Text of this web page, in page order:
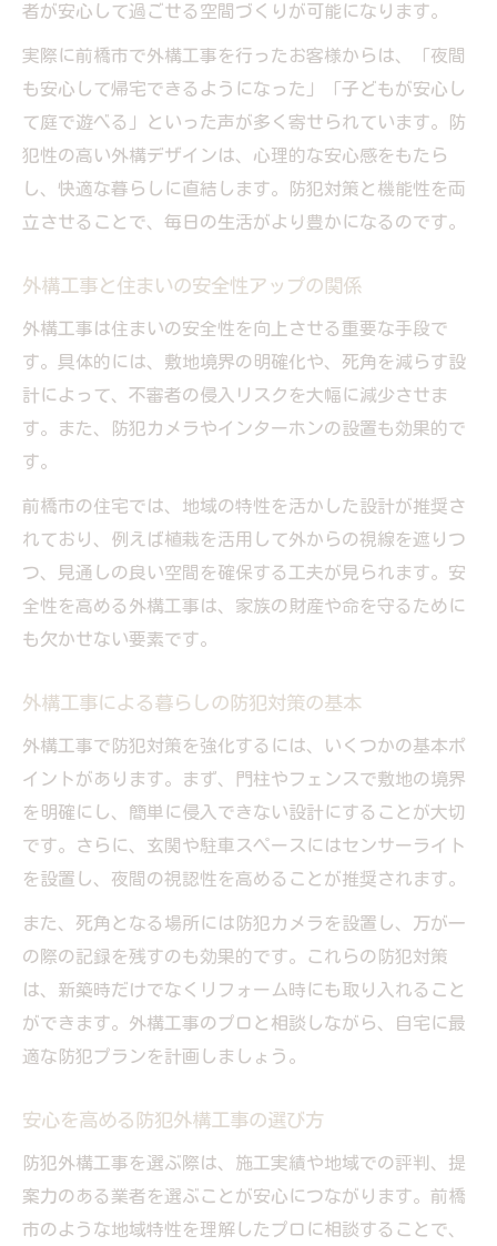
者が安心して過ごせる空間づくりが可能になります。
実際に前橋市で外構工事を行ったお客様からは、「夜間
も安心して帰宅できるようになった」「子どもが安心し
て庭で遊べる」といった声が多く寄せられています。防
犯性の高い外構デザインは、心理的な安心感をもたら
し、快適な暮らしに直結します。防犯対策と機能性を両
立させることで、毎日の生活がより豊かになるのです。
外構工事と住まいの安全性アップの関係
外構工事は住まいの安全性を向上させる重要な手段で
す。具体的には、敷地境界の明確化や、死角を減らす設
計によって、不審者の侵入リスクを大幅に減少させま
す。また、防犯カメラやインターホンの設置も効果的で
す。
前橋市の住宅では、地域の特性を活かした設計が推奨さ
れており、例えば植栽を活用して外からの視線を遮りつ
つ、見通しの良い空間を確保する工夫が見られます。安
全性を高める外構工事は、家族の財産や命を守るために
も欠かせない要素です。
外構工事による暮らしの防犯対策の基本
外構工事で防犯対策を強化するには、いくつかの基本ポ
イントがあります。まず、門柱やフェンスで敷地の境界
を明確にし、簡単に侵入できない設計にすることが大切
です。さらに、玄関や駐車スペースにはセンサーライト
を設置し、夜間の視認性を高めることが推奨されます。
また、死角となる場所には防犯カメラを設置し、万が一
の際の記録を残すのも効果的です。これらの防犯対策
は、新築時だけでなくリフォーム時にも取り入れること
ができます。外構工事のプロと相談しながら、自宅に最
適な防犯プランを計画しましょう。
安心を高める防犯外構工事の選び方
防犯外構工事を選ぶ際は、施工実績や地域での評判、提
案力のある業者を選ぶことが安心につながります。前橋
市のような地域特性を理解したプロに相談することで、